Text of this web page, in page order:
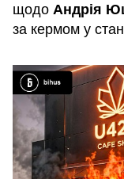
щодо Андрія
за кермом у